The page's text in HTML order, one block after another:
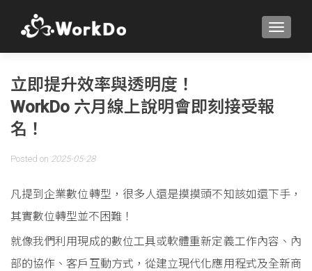
立即提升效率與透明度！
WorkDo 六月線上說明會即刻接受報
名！
Posted on 2025-05-28
凡提到企業數位轉型，很多人還是摸摸頭不知該如還下手，
其實數位轉型並不困難！
就像我們利用現成的數位工具或軟體重新定義工作內容、內
部的協作、客戶互動方式，從建立現代化應用程式及全新商